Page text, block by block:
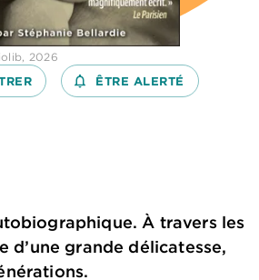
2026
notifications_none_outlined
ÊTRE ALERTÉ
À travers les
grande délicatesse,